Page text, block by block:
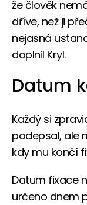
že člověk
dříve, než ji
nejasná
doplnil Kryl.
Datum
Každý si
podepsal, ale
kdy mu končí
Datum fixace
určeno dnem